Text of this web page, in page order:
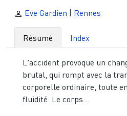
Eve Gardien | Rennes
Résumé Index
L'accident provoque un
brutal, qui rompt avec la
corporelle ordinaire, toute
fluidité. Le corps...